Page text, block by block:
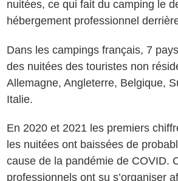
nuitées, ce qui fait du camping le
hébergement professionnel
Dans les campings français, 7
des nuitées des touristes non
Allemagne, Angleterre, Belgique,
Italie.
En 2020 et 2021 les premiers
les nuitées ont baissées de
cause de la pandémie de COVID.
professionnels ont su s’organiser